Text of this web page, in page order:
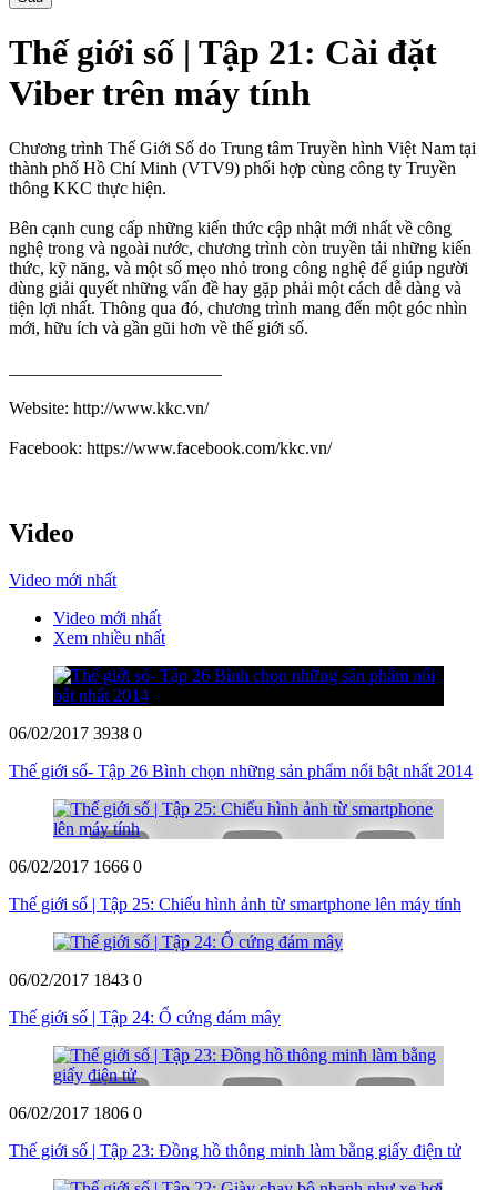
Thế giới số | Tập 21: Cài đặt
Viber trên máy tính
Chương trình Thế Giới Số do Trung tâm Truyền hình Việt Nam tại
thành phố Hồ Chí Minh (VTV9) phối hợp cùng công ty Truyền
thông KKC thực hiện.
Bên cạnh cung cấp những kiến thức cập nhật mới nhất về công
nghệ trong và ngoài nước, chương trình còn truyền tải những kiến
thức, kỹ năng, và một số mẹo nhỏ trong công nghệ để giúp người
dùng giải quyết những vấn đề hay gặp phải một cách dễ dàng và
tiện lợi nhất. Thông qua đó, chương trình mang đến một góc nhìn
mới, hữu ích và gần gũi hơn về thế giới số.
Website: http://www.kkc.vn/
Facebook: https://www.facebook.com/kkc.vn/
Video
Video mới nhất
Video mới nhất
Xem nhiều nhất
06/02/2017 3938 0
Thế giới số- Tập 26 Bình chọn những sản phẩm nổi bật nhất 2014
06/02/2017 1666 0
Thế giới số | Tập 25: Chiếu hình ảnh từ smartphone lên máy tính
06/02/2017 1843 0
Thế giới số | Tập 24: Ổ cứng đám mây
06/02/2017 1806 0
Thế giới số | Tập 23: Đồng hồ thông minh làm bằng giấy điện tử